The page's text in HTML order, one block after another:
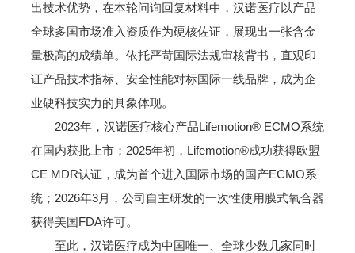
出技术优势，在本轮问询回复材料中，汉诺医疗以产品
全球多国市场准入资质作为硬核佐证，展现出一张含金
量极高的成绩单。依托严苛国际法规审核背书，直观印
证产品技术指标、安全性能对标国际一线品牌，成为企
业硬科技实力的具象体现。
2023年，汉诺医疗核心产品Lifemotion® ECMO系统
在国内获批上市；2025年初，Lifemotion®成功获得欧盟
CE MDR认证，成为首个进入国际市场的国产ECMO系
统；2026年3月，公司自主研发的一次性使用膜式氧合器
获得美国FDA许可。
至此，汉诺医疗成为中国唯一、全球少数几家同时